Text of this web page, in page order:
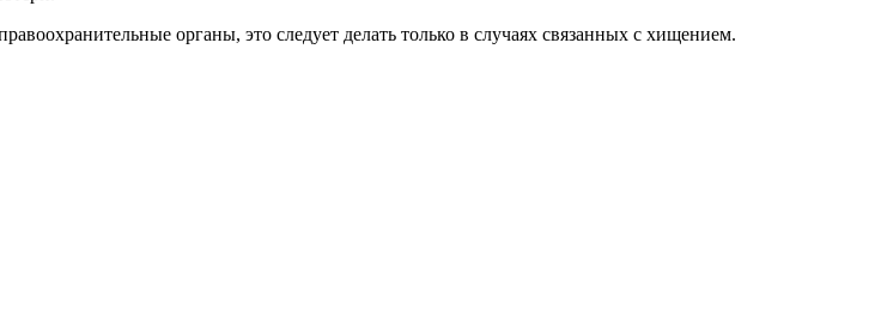
органы, это следует делать только в случаях связанных с хищением.